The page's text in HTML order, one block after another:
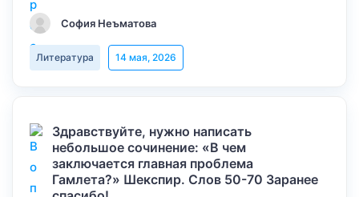
София Неъматова
Литература 14 мая, 2026
Здравствуйте, нужно написать
небольшое сочинение: «В чем
заключается главная проблема
Гамлета?» Шекспир. Слов 50-70 Заранее